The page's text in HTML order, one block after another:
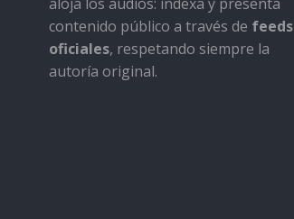
contenido público a través de feeds
oficiales, respetando siempre la
autoría original.